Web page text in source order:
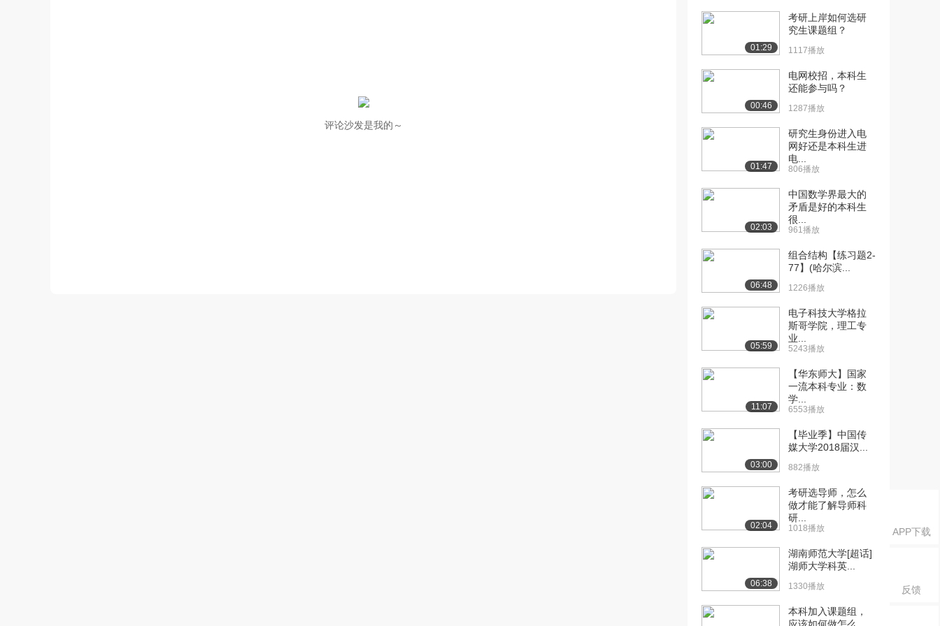
APP下载
反馈
评论沙发是我的～
[10] 哈尔滨工业大学公开
07:29
[11] 哈尔滨工业大学公开
06:10
[12] 哈尔滨工业大学公开
06:16
[13] 哈尔滨工业大学公开
05:24
[14] 哈尔滨工业大学公开
课：大学计算思维...
课：大学计算思维...
课：大学计算思维...
[17] 哈尔滨工业大学公开
课：视频答疑与讨...
1005播放
[18] 哈尔滨工业大学公开
课：视频答疑与讨...
1470播放
[19] 哈尔滨工业大学公开
1086播放
[20] 哈尔滨工业大学公开
1647播放
01:29
考研上岸如何选研
究生课题组？
1117播放
00:46
电网校招，本科生
还能参与吗？
1287播放
01:47
研究生身份进入电
网好还是本科生进
电...
806播放
02:03
中国数学界最大的
矛盾是好的本科生
很...
961播放
06:48
组合结构【练习题2-
77】(哈尔滨...
1226播放
05:59
电子科技大学格拉
斯哥学院，理工专
业...
5243播放
11:07
【华东师大】国家
一流本科专业：数
学...
6553播放
03:00
【毕业季】中国传
媒大学2018届汉...
882播放
02:04
考研选导师，怎么
做才能了解导师科
研...
1018播放
06:38
湖南师范大学[超话]
湖师大学科英...
1330播放
本科加入课题组，